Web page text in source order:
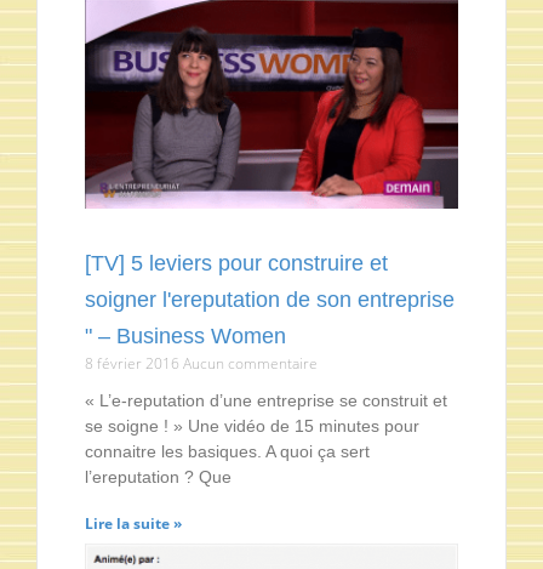
[TV] 5 leviers pour construire et
soigner l'ereputation de son entreprise
" – Business Women
8 février 2016 Aucun commentaire
« L’e-reputation d’une entreprise se construit et
se soigne ! » Une vidéo de 15 minutes pour
connaitre les basiques. A quoi ça sert
l’ereputation ? Que
Lire la suite »